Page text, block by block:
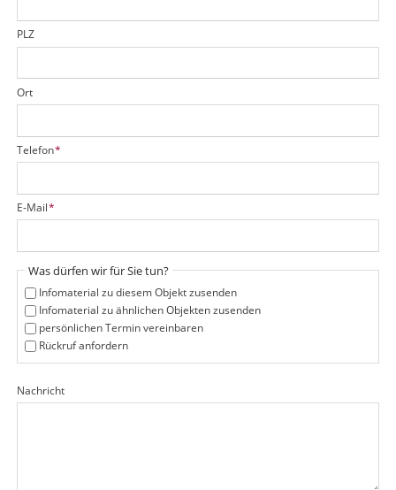
d
PLZ
Ort
P
f
i
c
t
f
Telefon*
P
f
i
c
E-Mail*
Was dürfen wir für Sie tun?
Infomaterial zu diesem Objekt zusenden
Infomaterial zu ähnlichen Objekten zusenden
persönlichen Termin vereinbaren
Rückruf anfordern
Nachricht